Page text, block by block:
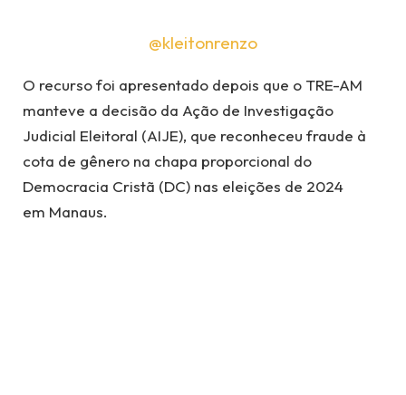
@kleitonrenzo
O recurso foi apresentado depois que o TRE-AM
manteve a decisão da Ação de Investigação
Judicial Eleitoral (AIJE), que reconheceu fraude à
cota de gênero na chapa proporcional do
Democracia Cristã (DC) nas eleições de 2024
em Manaus.